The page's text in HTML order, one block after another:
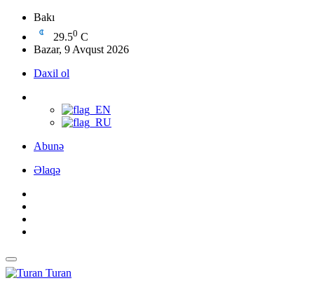
Bakı
29.50 C
Bazar, 9 Avqust 2026
Daxil ol
Abunə
Əlaqə
Turan